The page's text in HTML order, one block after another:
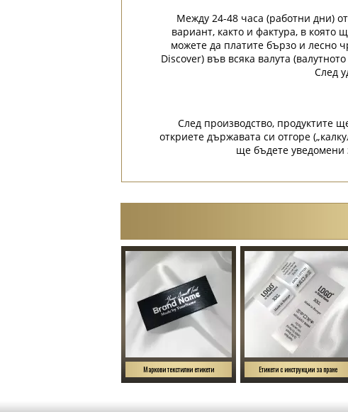
Между 24-48 часа (работни дни)
вариант, както и фактура, в
можете да платите бързо и лесно
Discover) във всяка валута
След
След производство, продуктите
откриете държавата си отгоре
ще бъдете уведомени
Маркови текстилни етикети Етикети с инструкции за пране